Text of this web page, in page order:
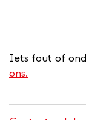
Iets fout of
ons.